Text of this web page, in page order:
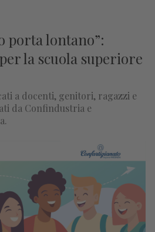
porta lontano”:
la scuola superiore
a docenti, genitori, ragazzi e
da Confindustria e